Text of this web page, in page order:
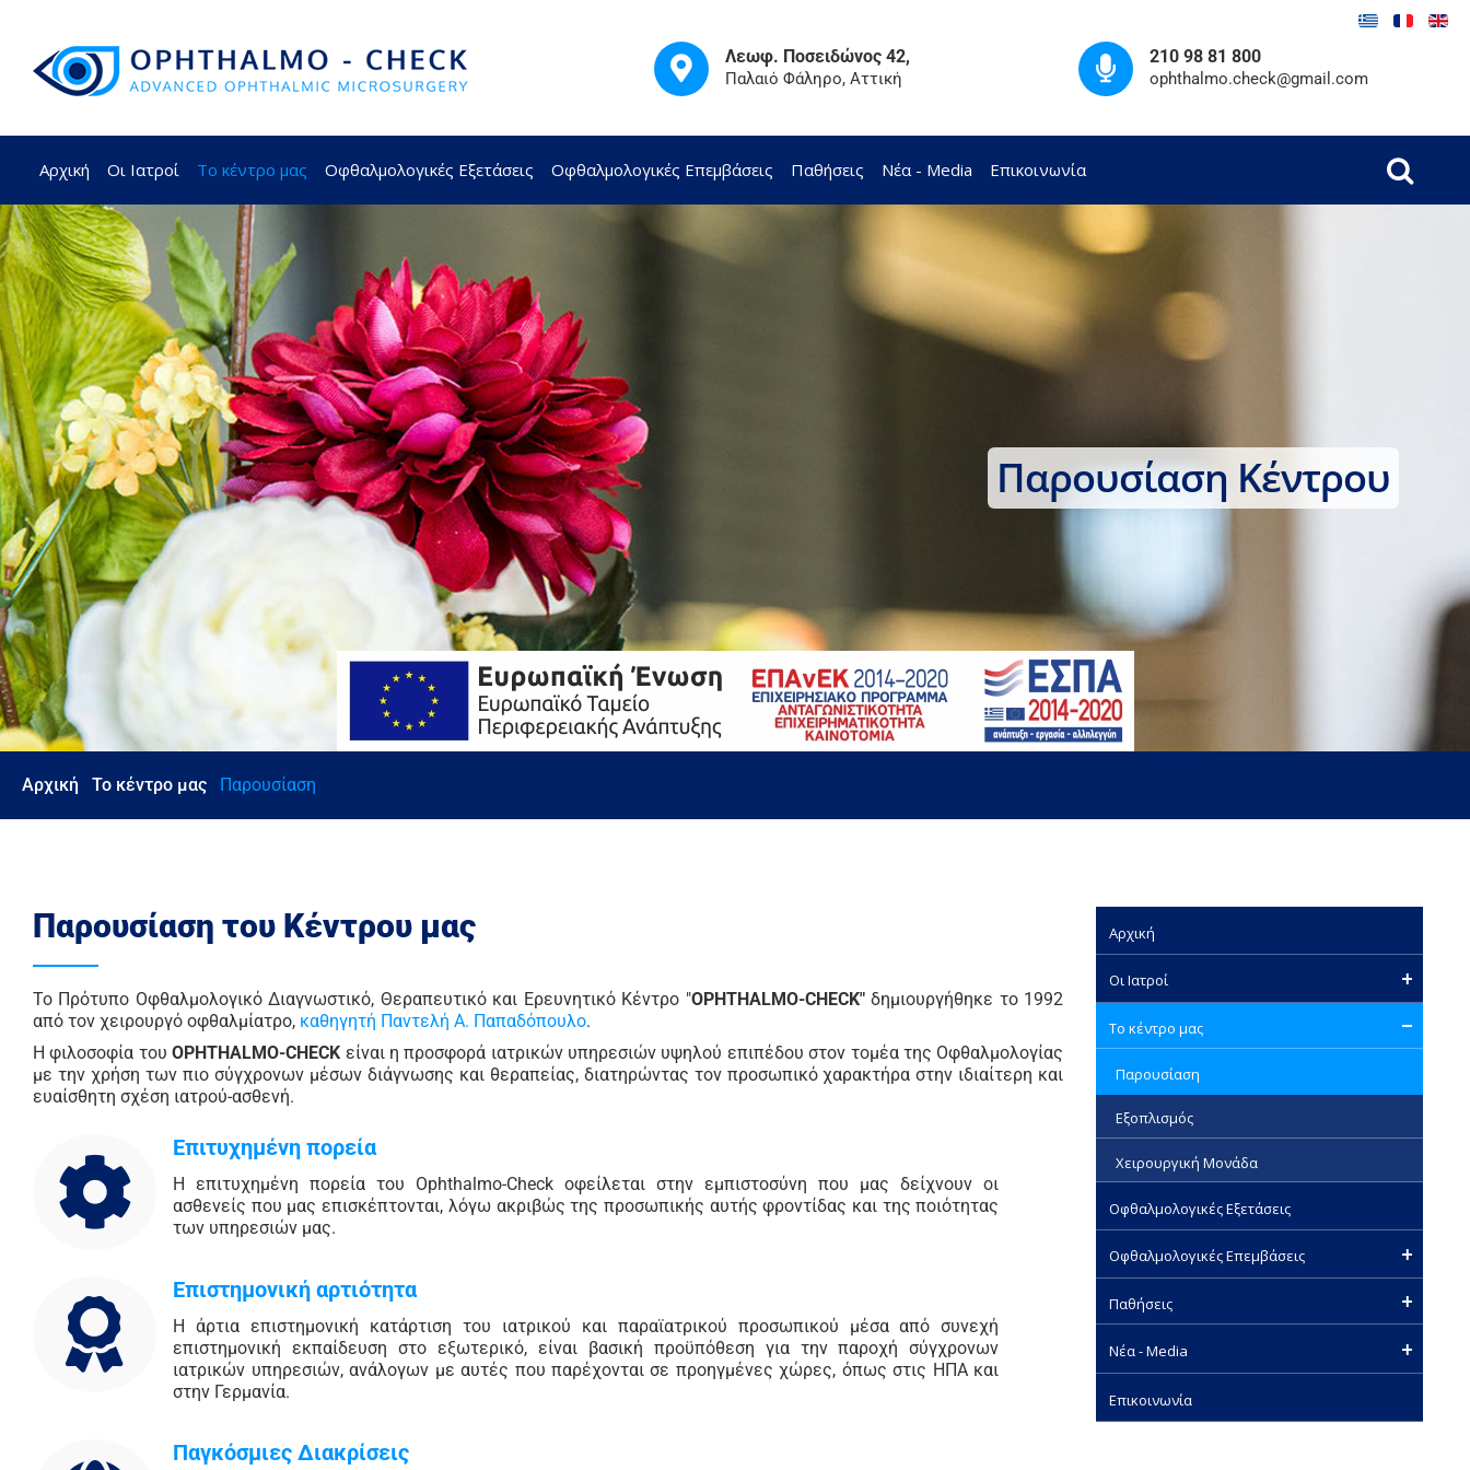
Λεωφ. Ποσειδώνος 42,
Παλαιό Φάληρο, Αττική
210 98 81 800
ophthalmo.check@gmail.com
Αρχική Οι Ιατροί Το κέντρο μας Οφθαλμολογικές Εξετάσεις Οφθαλμολογικές Επεμβάσεις Παθήσεις Νέα - Media Επικοινωνία
Παρουσίαση Κέντρου
Αρχική Το κέντρο μας Παρουσίαση
Παρουσίαση του Κέντρου μας
Το Πρότυπο Οφθαλμολογικό Διαγνωστικό, Θεραπευτικό και Ερευνητικό Κέντρο "OPHTHALMO-CHECK"δημιουργήθηκε το 1992
από τον χειρουργό οφθαλμίατρο, καθηγητή Παντελή Α. Παπαδόπουλο.
H φιλοσοφία τουOPHTHALMO-CHECK είναι η προσφορά ιατρικών υπηρεσιών υψηλού επιπέδου στον τομέα της Οφθαλμολογίας
με την χρήση των πιο σύγχρονων μέσων διάγνωσης και θεραπείας, διατηρώντας τον προσωπικό χαρακτήρα στην ιδιαίτερη και
ευαίσθητη σχέση ιατρού-ασθενή.
Επιτυχημένη πορεία
Η επιτυχημένη πορεία του Ophthalmo-Check οφείλεται στην εμπιστοσύνη που μας δείχνουν οι
ασθενείς που μας επισκέπτονται, λόγω ακριβώς της προσωπικής αυτής φροντίδας και της ποιότητας
των υπηρεσιών μας.
Επιστημονική αρτιότητα
Η άρτια επιστημονική κατάρτιση του ιατρικού και παραϊατρικού προσωπικού μέσα από συνεχή
επιστημονική εκπαίδευση στο εξωτερικό, είναι βασική προϋπόθεση για την παροχή σύγχρονων
ιατρικών υπηρεσιών, ανάλογων με αυτές που παρέχονται σε προηγμένες χώρες, όπως στις ΗΠΑ και
στην Γερμανία.
Παγκόσμιες Διακρίσεις
Αρχική
Οι Ιατροί
Το κέντρο μας
Παρουσίαση
Εξοπλισμός
Χειρουργική Μονάδα
Οφθαλμολογικές Εξετάσεις
Οφθαλμολογικές Επεμβάσεις
Παθήσεις
Νέα - Media
Επικοινωνία